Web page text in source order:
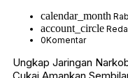
calendar_month
account_circle
0Komentar
Ungkap Jaringan